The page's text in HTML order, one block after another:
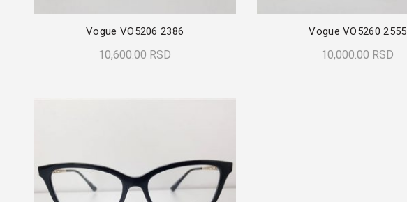
Vogue VO5206 2386
10,600.00 RSD
Vogue VO5260 2555
10,000.00 RSD